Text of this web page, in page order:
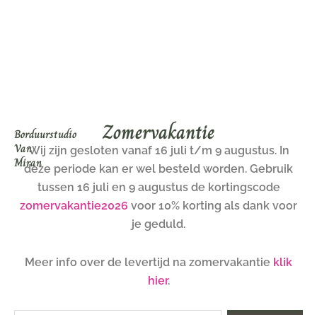
Borduurstudio
Van
Miran
Zomervakantie
Wij zijn gesloten vanaf 16 juli t/m 9 augustus. In
deze periode kan er wel besteld worden. Gebruik
tussen 16 juli en 9 augustus de kortingscode
zomervakantie2026 voor 10% korting als dank voor
je geduld.
Meer info over de levertijd na zomervakantie klik
hier.